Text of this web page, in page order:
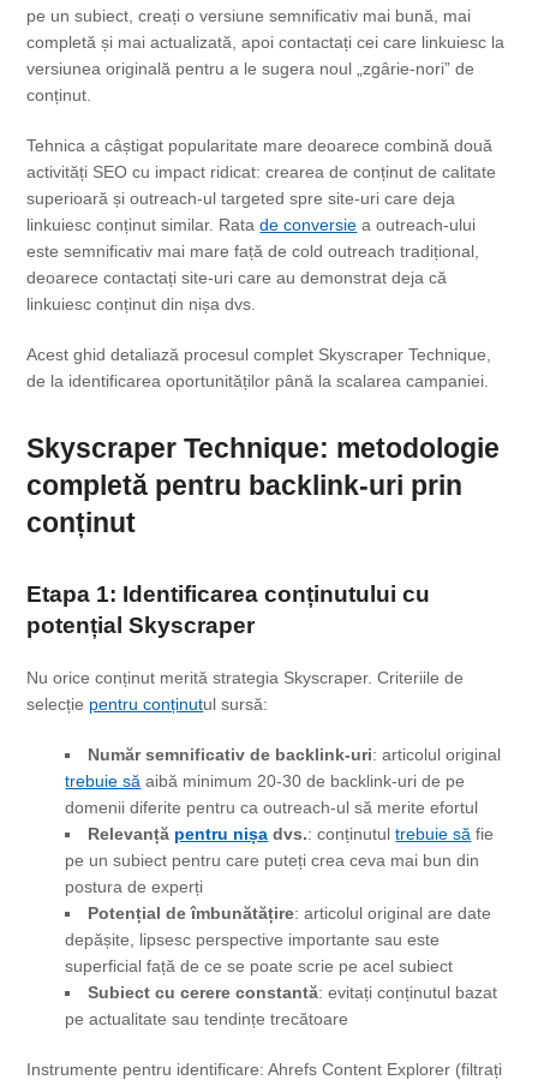
pe un subiect, creați o versiune semnificativ mai bună, mai
completă și mai actualizată, apoi contactați cei care linkuiesc la
versiunea originală pentru a le sugera noul „zgârie-nori” de
conținut.
Tehnica a câștigat popularitate mare deoarece combină două
activități SEO cu impact ridicat: crearea de conținut de calitate
superioară și outreach-ul targeted spre site-uri care deja
linkuiesc conținut similar. Ratade conversie a outreach-ului
este semnificativ mai mare față de cold outreach tradițional,
deoarece contactați site-uri care au demonstrat deja că
linkuiesc conținut din nișa dvs.
Acest ghid detaliază procesul complet Skyscraper Technique,
de la identificarea oportunităților până la scalarea campaniei.
Skyscraper Technique: metodologie
completă pentru backlink-uri prin
conținut
Etapa 1: Identificarea conținutului cu
potențial Skyscraper
Nu orice conținut merită strategia Skyscraper. Criteriile de
selecție pentru conținutul sursă:
Număr semnificativ de backlink-uri: articolul original
trebuie să aibă minimum 20-30 de backlink-uri de pe
domenii diferite pentru ca outreach-ul să merite efortul
Relevanță pentru nișa dvs.: conținutultrebuie să fie
pe un subiect pentru care puteți crea ceva mai bun din
postura de experți
Potențial de îmbunătățire: articolul original are date
depășite, lipsesc perspective importante sau este
superficial față de ce se poate scrie pe acel subiect
Subiect cu cerere constantă: evitați conținutul bazat
pe actualitate sau tendințe trecătoare
Instrumente pentru identificare: Ahrefs Content Explorer (filtrați